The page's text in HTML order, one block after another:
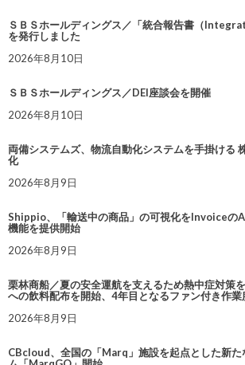
ＳＢＳホールディングス／「統合報告書（
を発行しました
2026年8月10日
ＳＢＳホールディングス／DEI座談会を開催
2026年8月10日
両備システムズ、物流自動化システムを手掛ける
化
2026年8月9日
Shippio、「輸送中の商品」の可視化をInvoiceの
機能を提供開始
2026年8月9日
栗林商船／夏の安全運航を支えるため熱中症対策
への飲料配布を開始、4年目となるファン付き作
2026年8月9日
CBcloud、全国の「Marq」施設を起点とした新た